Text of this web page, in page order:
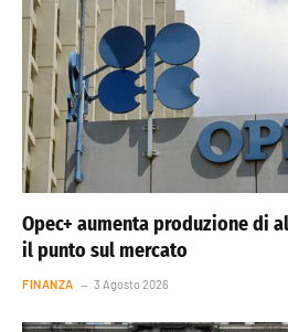
Opec+ aumenta produzione di
il punto sul mercato
FINANZA 3 Agosto 2026